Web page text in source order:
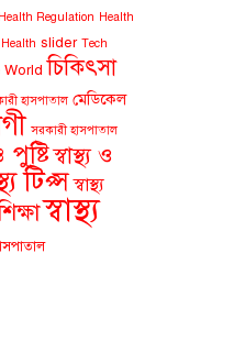
Health Regulation Health
slider Tech
World চিকিৎসা
হাসপাতাল মেডিকেল
সরকারী হাসপাতাল
পুষ্টিস্বাস্থ্য ও
টিপ্সস্বাস্থ্য
স্বাস্থ্য